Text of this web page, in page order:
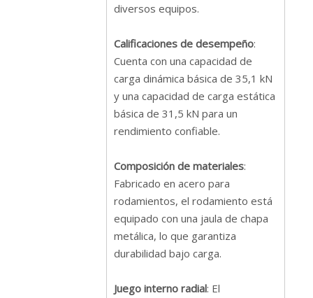
diversos equipos.
Calificaciones de desempeño:
Cuenta con una capacidad de
carga dinámica básica de 35,1 kN
y una capacidad de carga estática
básica de 31,5 kN para un
rendimiento confiable.
Composición de materiales:
Fabricado en acero para
rodamientos, el rodamiento está
equipado con una jaula de chapa
metálica, lo que garantiza
durabilidad bajo carga.
Juego interno radial: El